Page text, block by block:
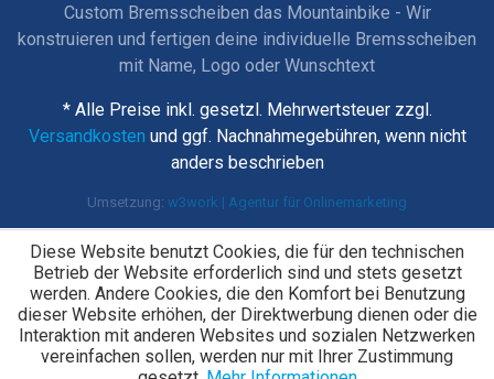
Custom Bremsscheiben das Mountainbike - Wir
konstruieren und fertigen deine individuelle Bremsscheiben
mit Name, Logo oder Wunschtext
* Alle Preise inkl. gesetzl. Mehrwertsteuer zzgl.
Versandkosten und ggf. Nachnahmegebühren, wenn nicht
anders beschrieben
Umsetzung: w3work | Agentur für Onlinemarketing
Diese Website benutzt Cookies, die für den technischen
Betrieb der Website erforderlich sind und stets gesetzt
werden. Andere Cookies, die den Komfort bei Benutzung
dieser Website erhöhen, der Direktwerbung dienen oder die
Interaktion mit anderen Websites und sozialen Netzwerken
vereinfachen sollen, werden nur mit Ihrer Zustimmung